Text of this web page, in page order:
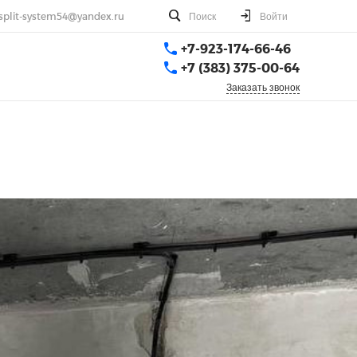
system54@yandex.ru Поиск Войти
+7-923-174-66-46
+7 (383) 375-00-64
Заказать звонок